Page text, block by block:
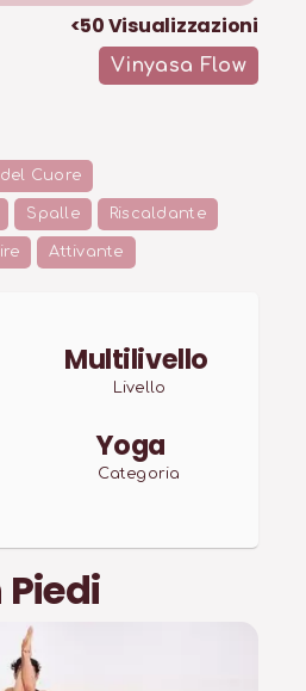
<50Visualizzazioni
Vinyasa Flow
Cuore
Spalle Riscaldante
Attivante
Multilivello
Livello
Yoga
Categoria